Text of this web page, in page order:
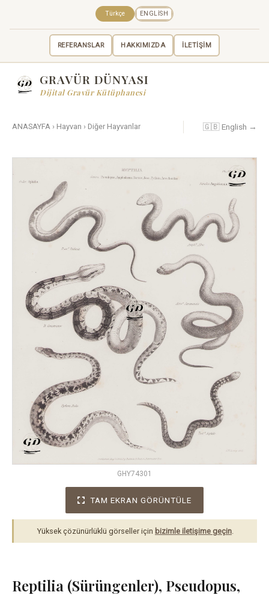
REFERANSLAR HAKKIMIZDA İLETİŞİM
Türkçe ENGLISH
GRAVÜR DÜNYASI
Dijital Gravür Kütüphanesi
ANASAYFA › Hayvan › Diğer Hayvanlar 🇬🇧 English →
GHY74301
TAM EKRAN GÖRÜNTÜLE
Yüksek çözünürlüklü görseller için bizimle iletişime geçin
Reptilia (Sürüngenler), Pseudopus,